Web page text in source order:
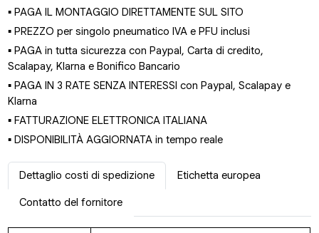
▪ PAGA IL MONTAGGIO DIRETTAMENTE SUL SITO
▪ PREZZO per singolo pneumatico IVA e PFU inclusi
▪ PAGA in tutta sicurezza con Paypal, Carta di credito,
Scalapay, Klarna e Bonifico Bancario
▪ PAGA IN 3 RATE SENZA INTERESSI con Paypal, Scalapay e
Klarna
▪ FATTURAZIONE ELETTRONICA ITALIANA
▪ DISPONIBILITÀ AGGIORNATA in tempo reale
Dettaglio costi di spedizione Etichetta europea
Contatto del fornitore